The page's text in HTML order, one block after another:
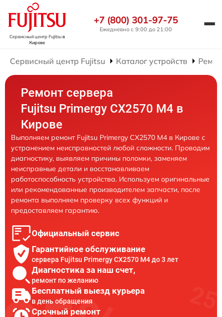
Сервисный центр Fujitsuв
Кирове
+7 (800) 301-97-75
Ежедневно с 9:00 до 21:00
Сервисный центр Fujitsu Каталог устройств
Ремонт сервера
Fujitsu Primergy CX2570 M4 в
Кирове
Выполняем ремонт Fujitsu Primergy CX2570 M4 в Кирове с
устранением неисправностей любой сложности. Проводим
диагностику, выявляем причины поломки, заменяем
неисправные детали и восстанавливаем
работоспособность устройства. Используем оригинальные
или рекомендованные производителем запчасти, после
ремонта выполняем проверку всех функций и
предоставляем гарантию.
Официальный сервис
Гарантийное обслуживание
сервера Fujitsu Primergy CX2570 M4 до 3 лет
Диагностика за наш счет,
ремонт по желанию
Бесплатный выезд курьера
в день обращения
Срочный ремонт